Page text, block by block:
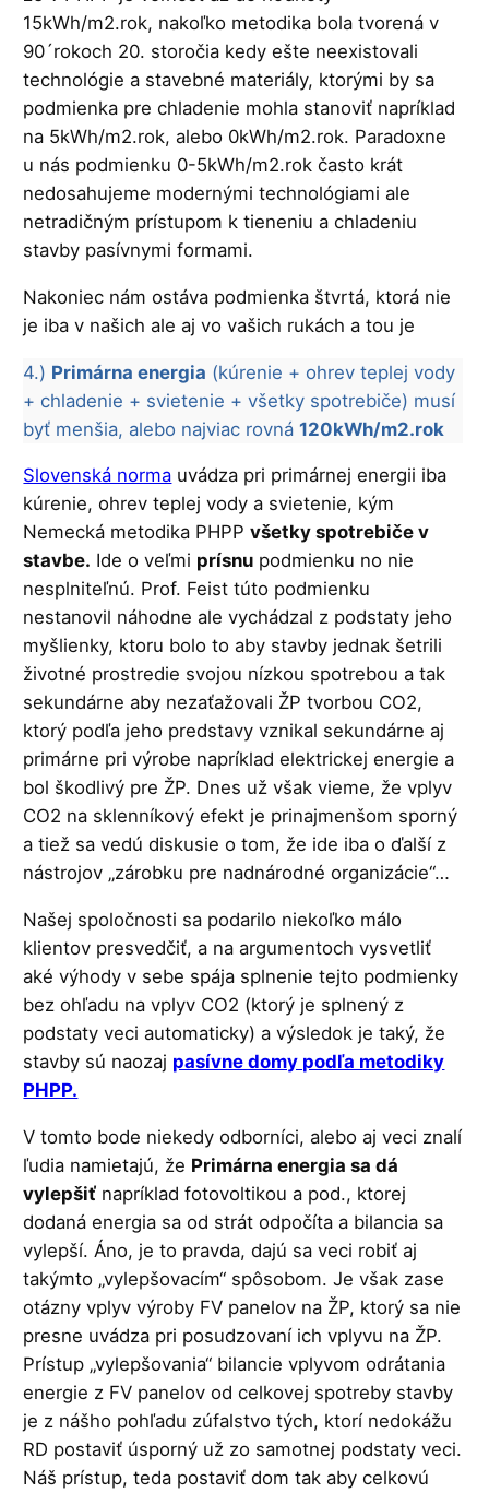
15kWh/m2.rok, nakoľko metodika bola tvorená v
90´rokoch 20. storočia kedy ešte neexistovali
technológie a stavebné materiály, ktorými by sa
podmienka pre chladenie mohla stanoviť napríklad
na 5kWh/m2.rok, alebo 0kWh/m2.rok. Paradoxne
u nás podmienku 0-5kWh/m2.rok často krát
nedosahujeme modernými technológiami ale
netradičným prístupom k tieneniu a chladeniu
stavby pasívnymi formami.
Nakoniec nám ostáva podmienka štvrtá, ktorá nie
je iba v našich ale aj vo vašich rukách a tou je
4.) Primárna energia (kúrenie + ohrev teplej vody
+ chladenie + svietenie + všetky spotrebiče) musí
byť menšia, alebo najviac rovná120kWh/m2.rok
Slovenská norma uvádza pri primárnej energii iba
kúrenie, ohrev teplej vody a svietenie, kým
Nemecká metodika PHPPvšetky spotrebiče v
stavbe. Ide o veľmi prísnu podmienku no nie
nesplniteľnú. Prof. Feist túto podmienku
nestanovil náhodne ale vychádzal z podstaty jeho
myšlienky, ktoru bolo to aby stavby jednak šetrili
životné prostredie svojou nízkou spotrebou a tak
sekundárne aby nezaťažovali ŽP tvorbou CO2,
ktorý podľa jeho predstavy vznikal sekundárne aj
primárne pri výrobe napríklad elektrickej energie a
bol škodlivý pre ŽP. Dnes už však vieme, že vplyv
CO2 na sklenníkový efekt je prinajmenšom sporný
a tiež sa vedú diskusie o tom, že ide iba o ďalší z
nástrojov „zárobku pre nadnárodné organizácie“…
Našej spoločnosti sa podarilo niekoľko málo
klientov presvedčiť, a na argumentoch vysvetliť
aké výhody v sebe spája splnenie tejto podmienky
bez ohľadu na vplyv CO2 (ktorý je splnený z
podstaty veci automaticky) a výsledok je taký, že
stavby sú naozaj pasívne domy podľa metodiky
PHPP.
V tomto bode niekedy odborníci, alebo aj veci znalí
ľudia namietajú, že Primárna energia sa dá
vylepšiť napríklad fotovoltikou a pod., ktorej
dodaná energia sa od strát odpočíta a bilancia sa
vylepší. Áno, je to pravda, dajú sa veci robiť aj
takýmto „vylepšovacím“ spôsobom. Je však zase
otázny vplyv výroby FV panelov na ŽP, ktorý sa nie
presne uvádza pri posudzovaní ich vplyvu na ŽP.
Prístup „vylepšovania“ bilancie vplyvom odrátania
energie z FV panelov od celkovej spotreby stavby
je z nášho pohľadu zúfalstvo tých, ktorí nedokážu
RD postaviť úsporný už zo samotnej podstaty veci.
Náš prístup, teda postaviť dom tak aby celkovú